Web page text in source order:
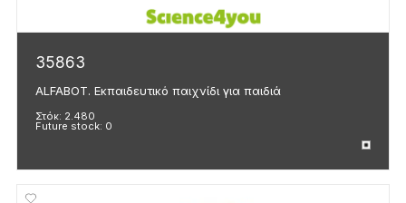
35863
ALFABOT. Εκπαιδευτικό παιχνίδι για παιδιά
Στόκ: 2.480
Future stock: 0